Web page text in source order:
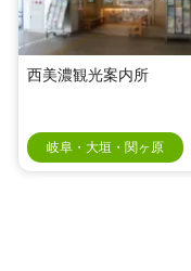
西美濃観光案内所
岐阜・大垣・関ヶ原